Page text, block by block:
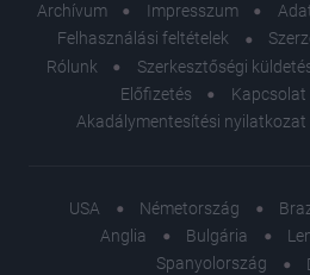
Archívum Impresszum
Felhasználási feltételek
Rólunk
Szerkesztőségi
Előfizetés
Kapcsolat
Akadálymentesítési nyilatkozat
USA Németország
Anglia
Bulgária
Spanyolország